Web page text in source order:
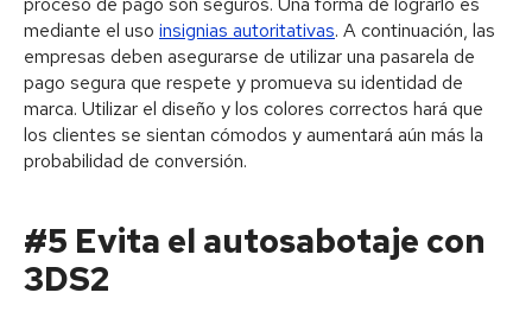
mediante el uso insignias autoritativas. A continuación, las
empresas deben asegurarse de utilizar una pasarela de
pago segura que respete y promueva su identidad de
marca. Utilizar el diseño y los colores correctos hará que
los clientes se sientan cómodos y aumentará aún más la
probabilidad de conversión.
#5 Evita el autosabotaje con
3DS2